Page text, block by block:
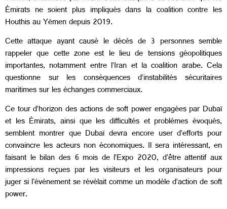
Émirats ne soient plus impliqués dans la coalition contre les
Houthis au Yémen depuis 2019.
Cette attaque ayant causé le décès de 3 personnes semble
rappeler que cette zone est le lieu de tensions géopolitiques
importantes, notamment entre l’Iran et la coalition arabe. Cela
questionne sur les conséquences d’instabilités sécuritaires
maritimes sur les échanges commerciaux.
Ce tour d’horizon des actions de soft power engagées par Dubaï
et les Émirats, ainsi que les difficultés et problèmes évoqués,
semblent montrer que Dubaï devra encore user d’efforts pour
convaincre les acteurs non économiques. Il sera intéressant, en
faisant le bilan des 6 mois de l’Expo 2020, d'être attentif aux
impressions reçues par les visiteurs et les organisateurs pour
juger si l'événement se révélait comme un modèle d’action de soft
power.